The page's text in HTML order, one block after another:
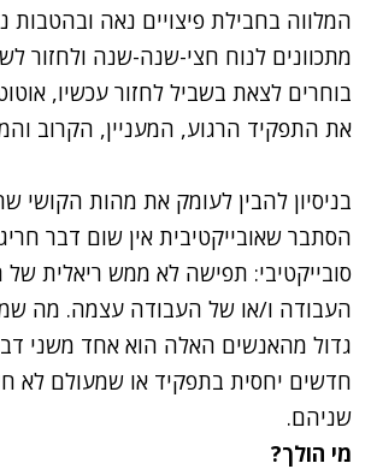
המלווה בחבילת פיצויים נאה ובהטבות
מתכוונים לנוח חצי-שנה-שנה ולחזור
בוחרים לצאת בשביל לחזור עכשיו,
את התפקיד הרגוע, המעניין, הקרוב
בניסיון להבין לעומק את מהות הקושי
הסתבר שאובייקטיבית אין שום דבר
סובייקטיבי: תפישה לא ממש ריאלית
העבודה ו/או של העבודה עצמה. מה
גדול מהאנשים האלה הוא אחד משני
חדשים יחסית בתפקיד או שמעולם לא
שניהם.
מי הולך?